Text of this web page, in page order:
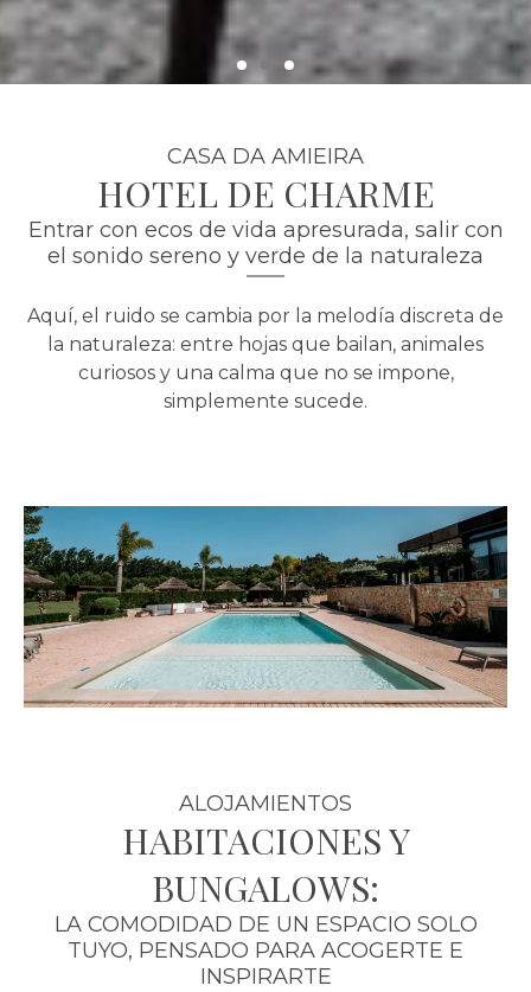
CASA DA AMIEIRA
HOTEL DE CHARME
Entrar con ecos de vida apresurada, salir con
el sonido sereno y verde de la naturaleza
Aquí, el ruido se cambia por la melodía discreta de
la naturaleza: entre hojas que bailan, animales
curiosos y una calma que no se impone,
simplemente sucede.
ALOJAMIENTOS
HABITACIONES Y
BUNGALOWS:
LA COMODIDAD DE UN ESPACIO SOLO
TUYO, PENSADO PARA ACOGERTE E
INSPIRARTE